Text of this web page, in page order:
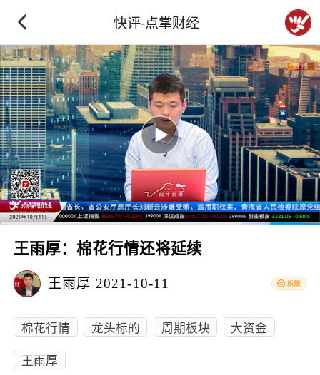
快评-点掌财经
王雨厚：棉花行情还将延续
王雨厚 2021-10-11
棉花行情 龙头标的 周期板块
大资金
王雨厚